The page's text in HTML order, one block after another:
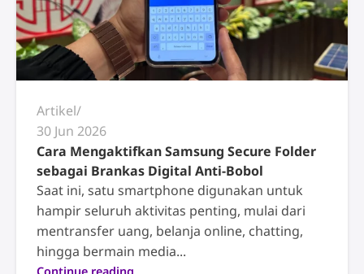
Artikel
30 Jun 2026
Cara Mengaktifkan Samsung Secure Folder
sebagai Brankas Digital Anti-Bobol
Saat ini, satu smartphone digunakan untuk
hampir seluruh aktivitas penting, mulai dari
mentransfer uang, belanja online, chatting,
hingga bermain media...